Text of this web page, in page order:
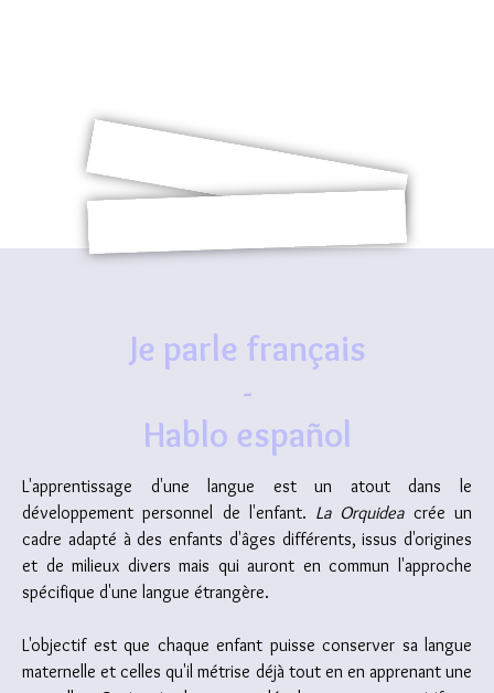
Je parle français
-
Hablo español
L'apprentissage d'une langue est un atout dans le
développement personnel de l'enfant. La Orquideacrée un
cadre adapté à des enfants d'âges différents, issus d'origines
et de milieux divers mais qui auront en commun l'approche
spécifique d'une langue étrangère.
L'objectif est que chaque enfant puisse conserver sa langue
maternelle et celles qu'il métrise déjà tout en en apprenant une